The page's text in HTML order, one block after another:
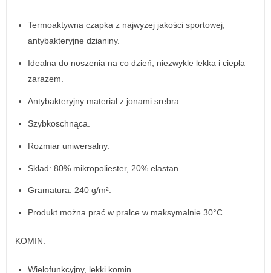
Termoaktywna czapka z najwyżej jakości sportowej,
antybakteryjne dzianiny.
Idealna do noszenia na co dzień, niezwykle lekka i ciepła
zarazem.
Antybakteryjny materiał z jonami srebra.
Szybkoschnąca.
Rozmiar uniwersalny.
Skład: 80% mikropoliester, 20% elastan.
Gramatura: 240 g/m².
Produkt można prać w pralce w maksymalnie 30°C.
KOMIN:
Wielofunkcyjny, lekki komin.